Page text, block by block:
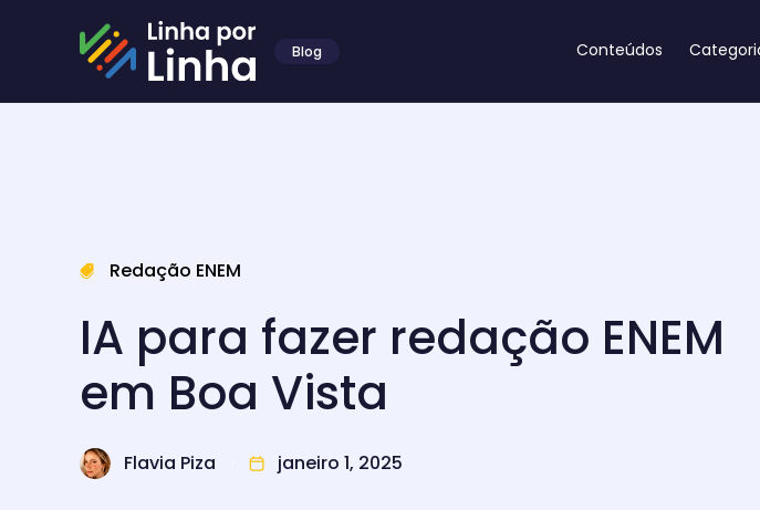
Blog Conteúdos
Redação ENEM
IA para fazer redação ENEM
em Boa Vista
Flavia Piza janeiro 1, 2025